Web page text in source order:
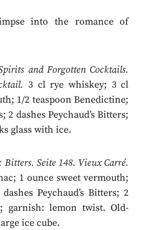
into the romance of
and Forgotten Cocktails.
3 cl rye whiskey; 3 cl
1/2 teaspoon Benedictine;
2 dashes Peychaud’s Bitters;
glass with ice.
Bitters. Seite 148. Vieux Carré.
1 ounce sweet vermouth;
Peychaud’s Bitters; 2
garnish: lemon twist. Old-
ice cube.